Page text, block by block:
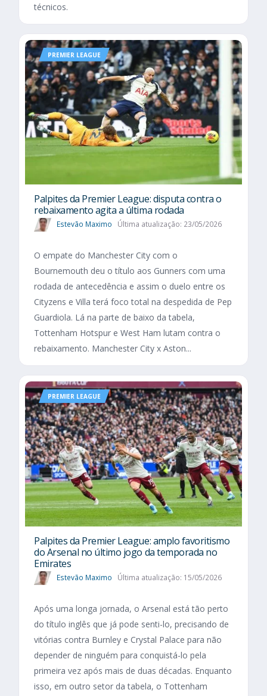
técnicos.
PREMIER LEAGUE
Palpites da Premier League: disputa contra o
rebaixamento agita a última rodada
Estevão Maximo Última atualização: 23/05/2026
O empate do Manchester City com o
Bournemouth deu o título aos Gunners com uma
rodada de antecedência e assim o duelo entre os
Cityzens e Villa terá foco total na despedida de Pep
Guardiola. Lá na parte de baixo da tabela,
Tottenham Hotspur e West Ham lutam contra o
rebaixamento. Manchester City x Aston...
PREMIER LEAGUE
Palpites da Premier League: amplo favoritismo
do Arsenal no último jogo da temporada no
Emirates
Estevão Maximo Última atualização: 15/05/2026
Após uma longa jornada, o Arsenal está tão perto
do título inglês que já pode senti-lo, precisando de
vitórias contra Burnley e Crystal Palace para não
depender de ninguém para conquistá-lo pela
primeira vez após mais de duas décadas. Enquanto
isso, em outro setor da tabela, o Tottenham